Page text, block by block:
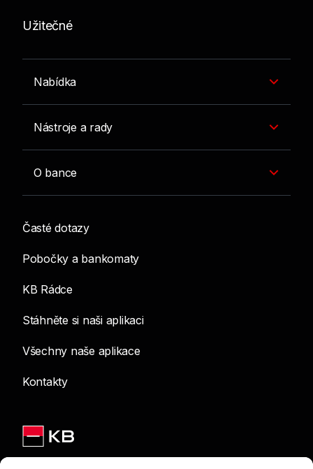
Užitečné
Nabídka
Nástroje a rady
O bance
Časté dotazy
Pobočky a bankomaty
KB Rádce
Stáhněte si naši aplikaci
Všechny naše aplikace
Kontakty